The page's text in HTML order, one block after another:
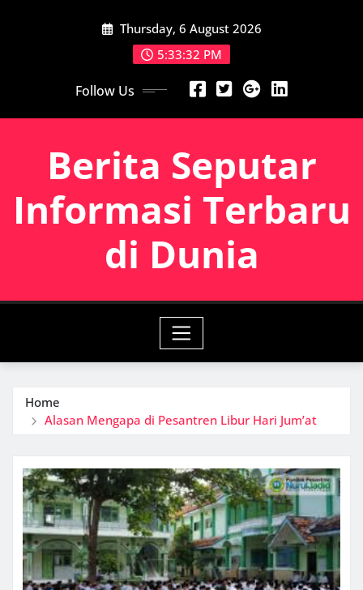
Thursday, 6 August 2026
5:33:32 PM
Follow Us
Berita Seputar
Informasi Terbaru
di Dunia
Home
Alasan Mengapa di Pesantren Libur Hari Jum’at